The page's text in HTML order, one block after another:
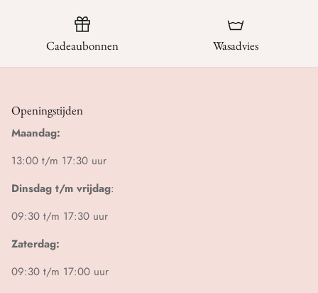
Cadeaubonnen Wasadvies
Openingstijden
Maandag:
13:00 t/m 17:30 uur
Dinsdag t/m vrijdag:
09:30 t/m 17:30 uur
Zaterdag:
09:30 t/m 17:00 uur